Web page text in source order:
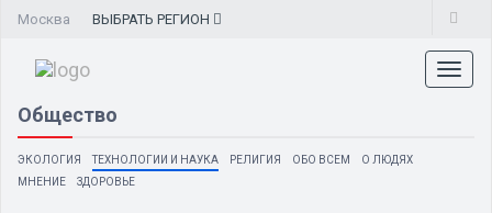
Москва ВЫБРАТЬ РЕГИОН
Общество
ЭКОЛОГИЯ ТЕХНОЛОГИИ И НАУКА РЕЛИГИЯ ОБО ВСЕМ
О ЛЮДЯХ
МНЕНИЕ
ЗДОРОВЬЕ